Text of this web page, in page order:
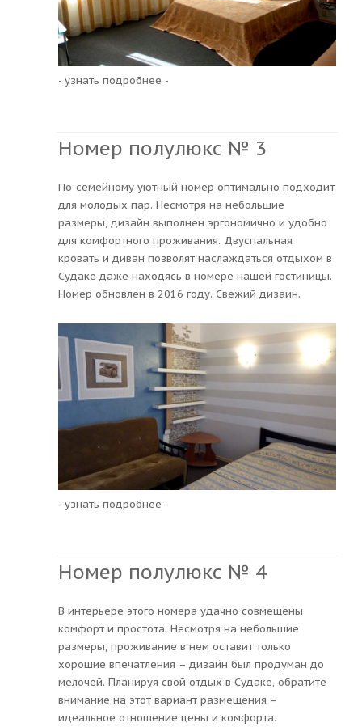
- узнать подробнее -
Номер полулюкс № 3
По-семейному уютный номер оптимально подходит
для молодых пар. Несмотря на небольшие
размеры, дизайн выполнен эргономично и удобно
для комфортного проживания. Двуспальная
кровать и диван позволят наслаждаться отдыхом в
Судаке даже находясь в номере нашей гостиницы.
Номер обновлен в 2016 году. Свежий дизаин.
- узнать подробнее -
Номер полулюкс № 4
В интерьере этого номера удачно совмещены
комфорт и простота. Несмотря на небольшие
размеры, проживание в нем оставит только
хорошие впечатления – дизайн был продуман до
мелочей. Планируя свой отдых в Судаке, обратите
внимание на этот вариант размещения –
идеальное отношение цены и комфорта.